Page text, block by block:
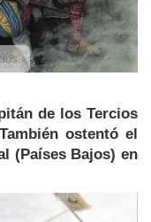
de los Tercios
ostentó el
(Países Bajos) en